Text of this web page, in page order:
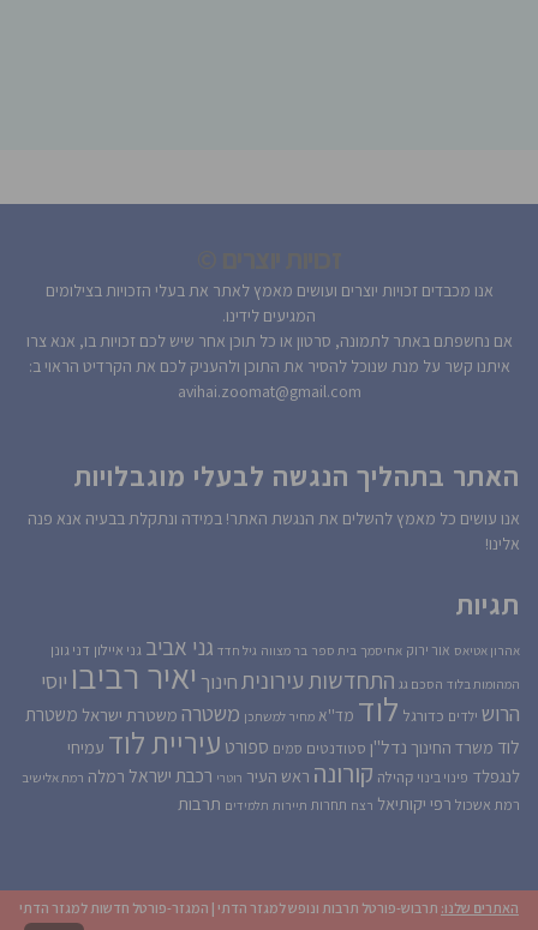
אנו מכבדים זכויות יוצרים ועושים מאמץ לאתר את בעלי הזכויות בצילומים
המגיעים לידינו.
אם נחשפתם באתר לתמונה, סרטון או כל תוכן אחר שיש לכם זכויות בו, אנא צרו
איתנו קשר על מנת שנוכל להסיר את התוכן ולהעניק לכם את הקרדיט הראוי ב:
avihai.zoomat@gmail.com
האתר בתהליך הנגשה לבעלי מוגבלויות
אנו עושים כל מאמץ להשלים את הנגשת האתר! במידה ונתקלת בבעיה אנא פנה
אלינו!
תגיות
אהרון אטיאס אור ירוק אחיסמך בית ספר בר מצווה גיל חדד גני אביב גני איילון דני גונן
המהומות בלוד הסכם גג התחדשות עירוניתחינוך יאיר רביבו יוסי
הרוש ילדים כדורגל לוד מד''א מחיר למשתכן משטרה משטרת ישראל משטרת
לוד משרד החינוך נדל''ן סטודנטים סמים ספורט עיריית לוד עמיחי
לנגפלד פינוי בינוי קהילה קורונה ראש העיר רוטרי רכבת ישראל רמלה רמת אלישיב
רמת אשכול רפי יקותיאל רצח תחרות תיירות תלמידים תרבות
האתרים שלנו: תרבוש-פורטל תרבות ונופש למגזר הדתי | המגזר-פורטל חדשות למגזר הדתי